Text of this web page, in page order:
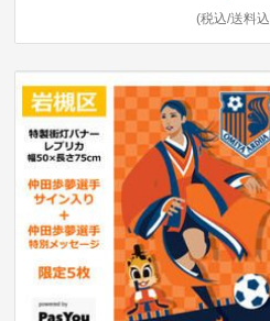
(税込/送料